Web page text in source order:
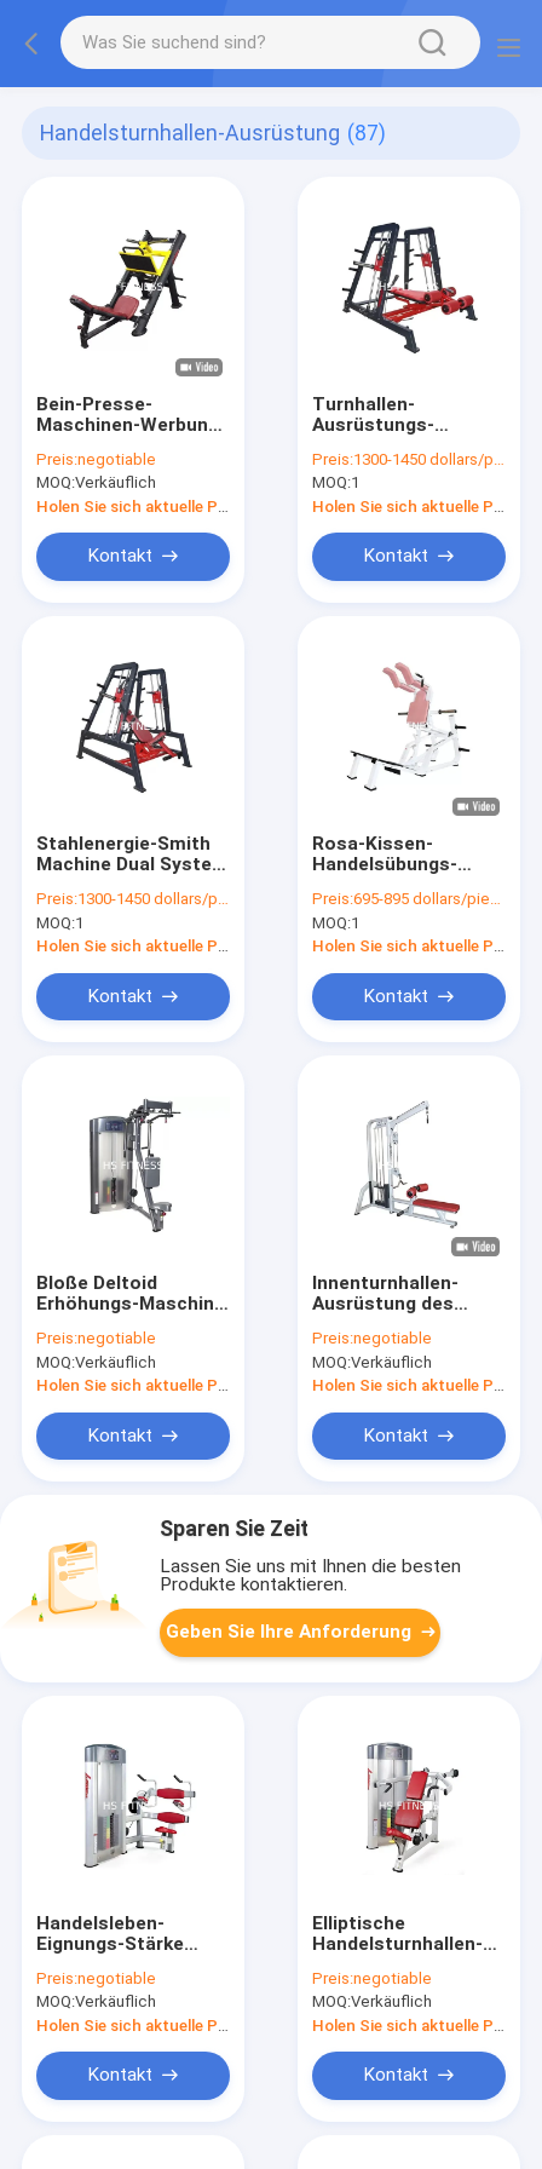
Handelsturnhallen-Ausrüstung (87)
Bein-Presse-
Maschinen-Werbung
Hammer-Stärke-
Turnhallen-
Ausrüstungs-45°
Preis:negotiable
MOQ:Verkäuflich
Kontakt
Turnhallen-
Ausrüstungs-
Machine For Bench
Press-Übung Q235
HS
Preis:1300-1450 dollars/piece
MOQ:1
Kontakt
Stahlenergie-Smith
Machine Dual System
Shouder-
Bankdrücken-
Ausrüstung
Preis:1300-1450 dollars/piece
MOQ:1
Kontakt
Rosa-Kissen-
Handelsübungs-
untersetzte Kerben-
Trainings-Maschine
Preis:695-895 dollars/piece
MOQ:1
Kontakt
Bloße Deltoid
Erhöhungs-Maschine
Turnhallen-
Ausrüstung
Preis:negotiable
MOQ:Verkäuflich
Holen Sie sich aktuelle Preis
Kontakt
Innenturnhallen-
Ausrüstung des
stehende Lat-Abriss-
Maschine mit
Sitzreihe
Preis:negotiable
MOQ:Verkäuflich
Holen Sie sich aktuelle Preis
Kontakt
Sparen Sie Zeit
Lassen Sie uns mit Ihnen die besten
Produkte kontaktieren.
Geben Sie Ihre Anforderung
Handelsleben-
Eignungs-Stärke
elliptischen Entwurf
für Abdominal- Krise
maschinell
Preis:negotiable
MOQ:Verkäuflich
Kontakt
Elliptische
Handelsturnhallen-
Musculation, Leben-
Eignungs-Schulter-
Umformmaschinen
Preis:negotiable
MOQ:Verkäuflich
Kontakt